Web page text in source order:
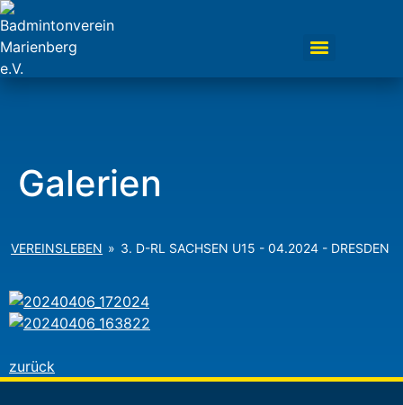
Galerien
VEREINSLEBEN » 3. D-RL SACHSEN U15 - 04.2024 - DRESDEN
zurück